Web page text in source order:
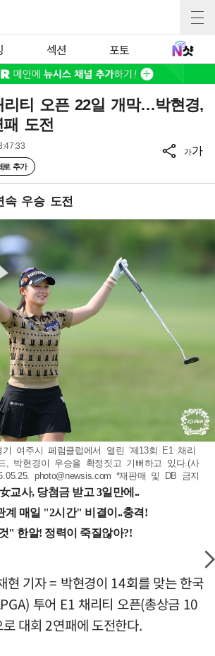
섹션 포토
리티 오픈 22일 개막…박현경,
도전
로 추가
가가
속 우승 도전
기 여주시 페럼클럽에서 열린 '제13회 E1 채리
, 박현경이 우승을 확정짓고 기뻐하고 있다.(사
photo@newsis.com *재판매 및 DB 금지
현 기자 = 박현경이 14회를 맞는 한국
투어 E1 채리티 오픈(총상금 10
대회 2연패에 도전한다.